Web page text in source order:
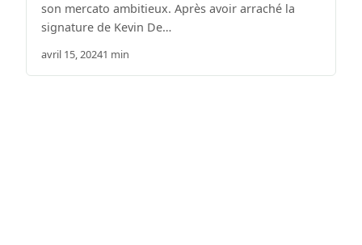
son mercato ambitieux. Après avoir arraché la
signature de Kevin De…
avril 15, 20241 min